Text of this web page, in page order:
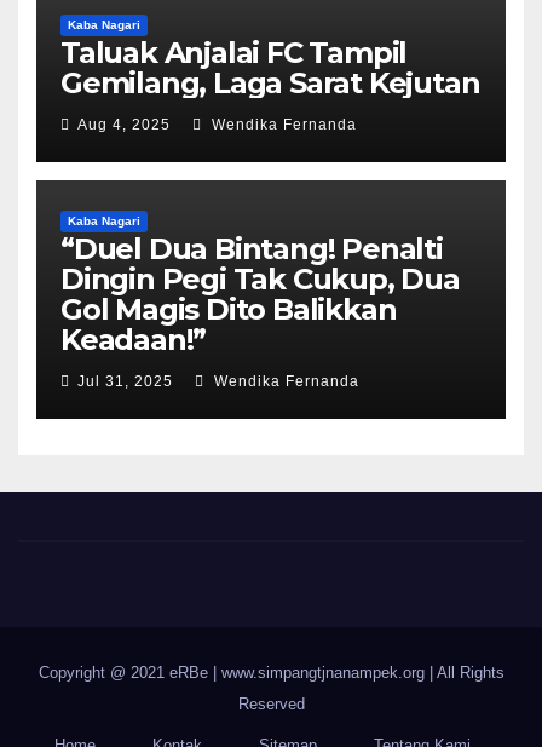
Kaba Nagari
Taluak Anjalai FC Tampil
Gemilang, Laga Sarat Kejutan
Aug 4, 2025 Wendika Fernanda
Kaba Nagari
“Duel Dua Bintang! Penalti
Dingin Pegi Tak Cukup, Dua
Gol Magis Dito Balikkan
Keadaan!”
Jul 31, 2025 Wendika Fernanda
Copyright @ 2021 eRBe | www.simpangtjnanampek.org | All Rights
Reserved